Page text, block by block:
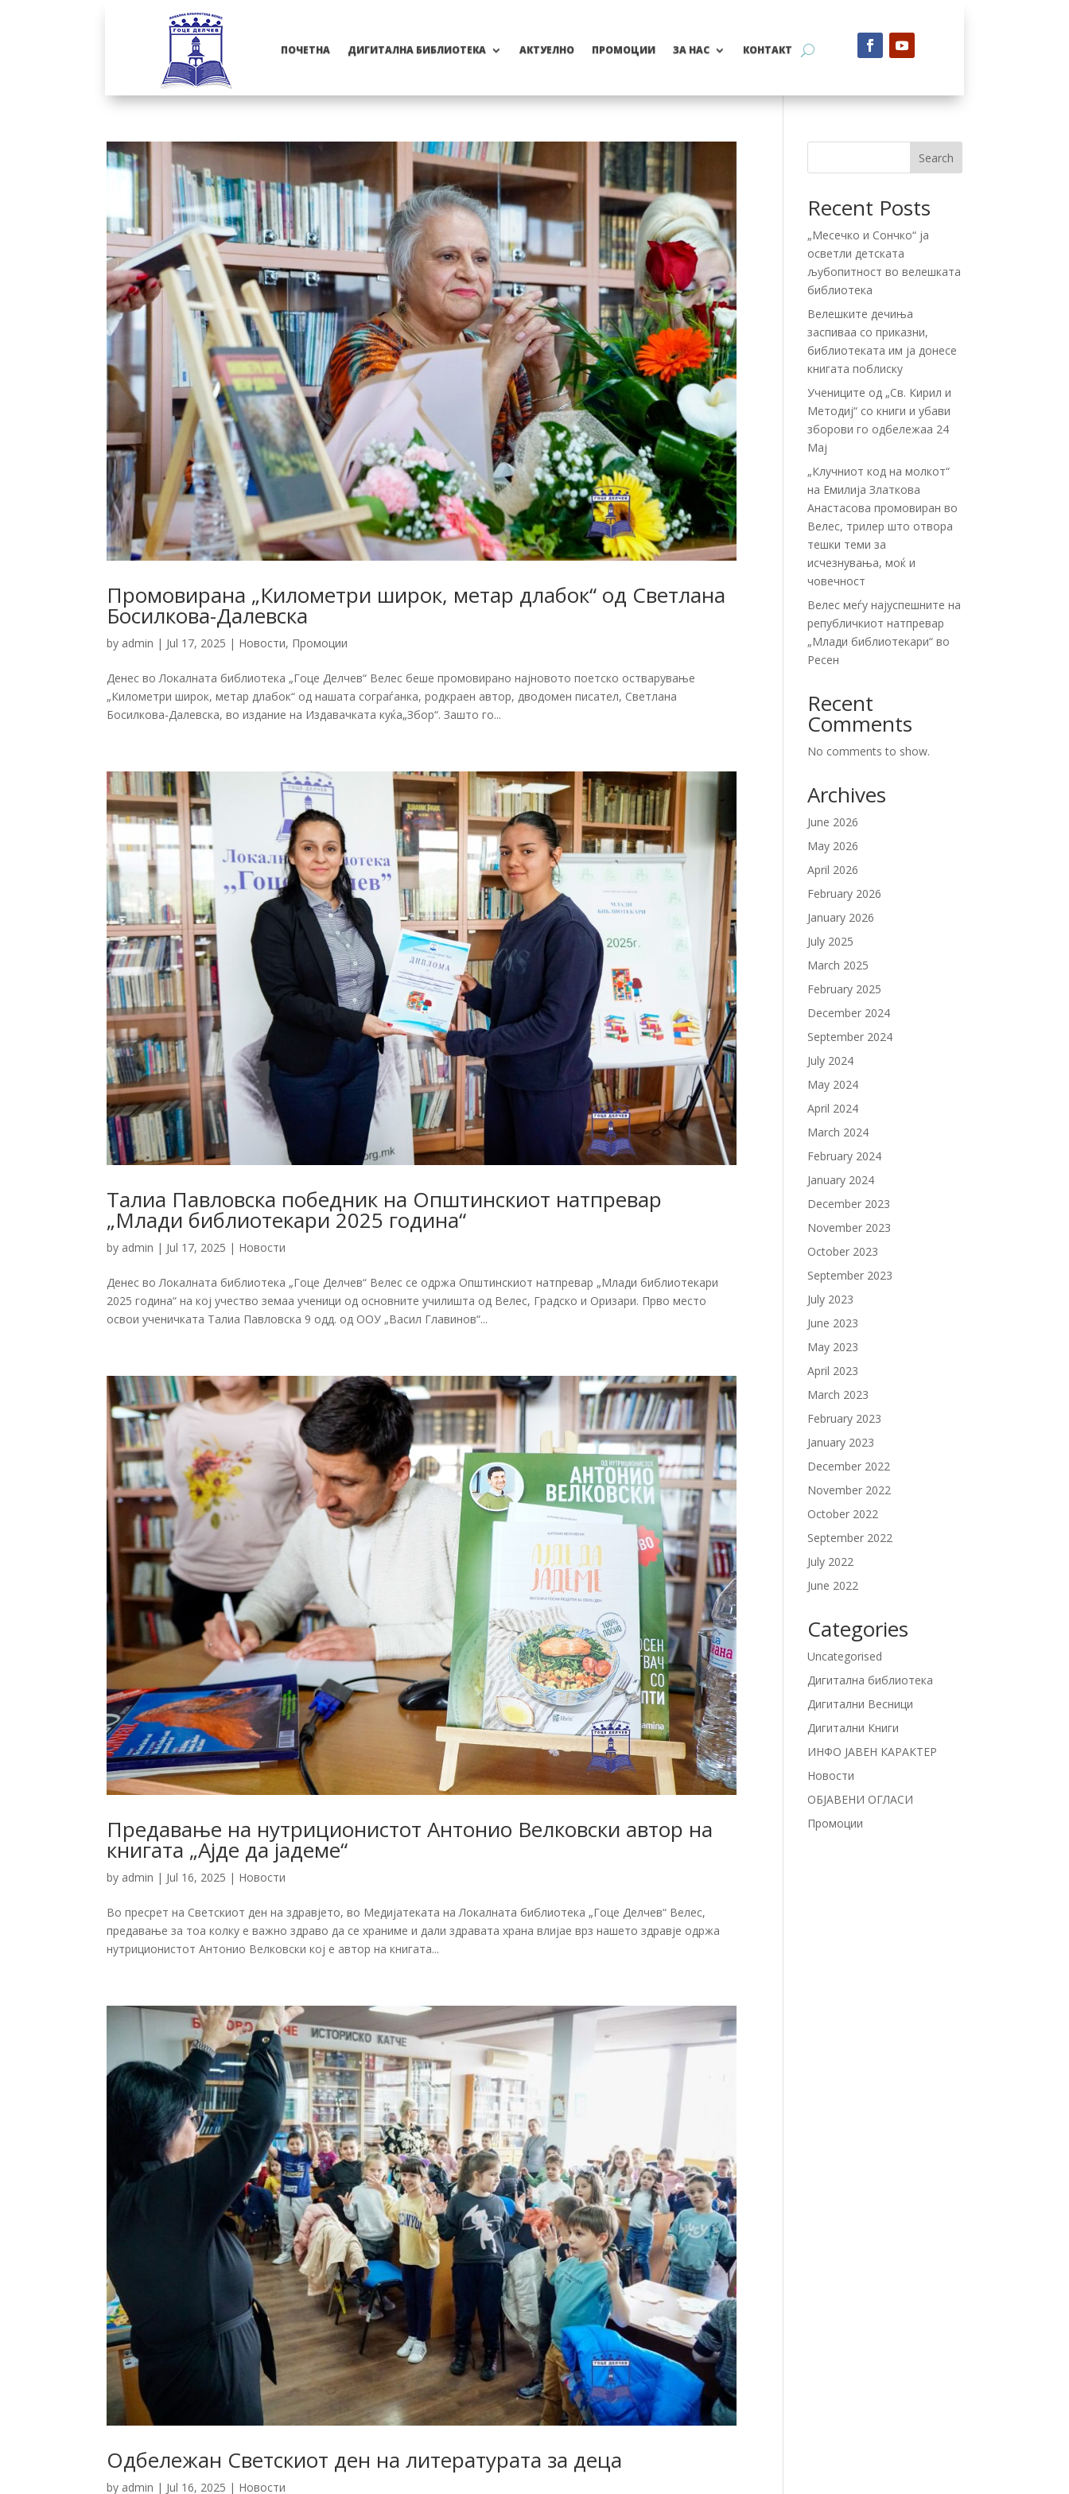
ПОЧЕТНА ДИГИТАЛНА БИБЛИОТЕКА АКТУЕЛНО ПРОМОЦИИ ЗА НАС КОНТАКТ
Промовирана „Километри широк, метар длабок“ од Светлана
Босилкова-Далевска
by admin | Jul 17, 2025 | Новости, Промоции
Денес во Локалната библиотека „Гоце Делчев“ Велес беше промовирано најновото поетско остварување
„Километри широк, метар длабок“ од нашата сограѓанка, родкраен автор, дводомен писател, Светлана
Босилкова-Далевска, во издание на Издавачката куќа„Збор“. Зашто го...
Талиа Павловска победник на Општинскиот натпревар
„Млади библиотекари 2025 година“
by admin | Jul 17, 2025 | Новости
Денес во Локалната библиотека „Гоце Делчев“ Велес се одржа Општинскиот натпревар „Млади библиотекари
2025 година“ на кој учество земаа ученици од основните училишта од Велес, Градско и Оризари. Прво место
освои ученичката Талиа Павловска 9 одд. од ООУ „Васил Главинов“...
Предавање на нутриционистот Антонио Велковски автор на
книгата „Ајде да јадеме“
by admin | Jul 16, 2025 | Новости
Во пресрет на Светскиот ден на здравјето, во Медијатеката на Локалната библиотека „Гоце Делчев“ Велес,
предавање за тоа колку е важно здраво да се храниме и дали здравата храна влијае врз нашето здравје одржа
нутриционистот Антонио Велковски кој е автор на книгата...
Одбележан Светскиот ден на литературата за деца
by admin | Jul 16, 2025 | Новости
Search
Recent Posts
„Месечко и Сончко“ ја
осветли детската
љубопитност во велешката
библиотека
Велешките дечиња
заспиваа со приказни,
библиотеката им ја донесе
книгата поблиску
Учениците од „Св. Кирил и
Методиј“ со книги и убави
зборови го одбележаа 24
Мај
„Клучниот код на молкот“
на Емилија Златкова
Анастасова промовиран во
Велес, трилер што отвора
тешки теми за
исчезнувања, моќ и
човечност
Велес меѓу најуспешните на
републичкиот натпревар
„Млади библиотекари“ во
Ресен
Recent
Comments
No comments to show.
Archives
June 2026
May 2026
April 2026
February 2026
January 2026
July 2025
March 2025
February 2025
December 2024
September 2024
July 2024
May 2024
April 2024
March 2024
February 2024
January 2024
December 2023
November 2023
October 2023
September 2023
July 2023
June 2023
May 2023
April 2023
March 2023
February 2023
January 2023
December 2022
November 2022
October 2022
September 2022
July 2022
June 2022
Categories
Uncategorised
Дигитална библиотека
Дигитални Весници
Дигитални Книги
ИНФО ЈАВЕН КАРАКТЕР
Новости
ОБЈАВЕНИ ОГЛАСИ
Промоции